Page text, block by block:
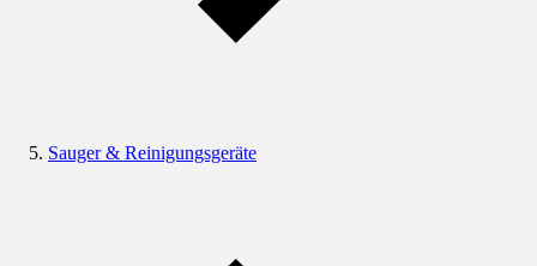
Sauger & Reinigungsgeräte